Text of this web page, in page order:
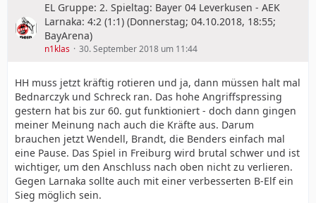
EL Gruppe: 2. Spieltag: Bayer 04 Leverkusen - AEK
Larnaka: 4:2 (1:1) (Donnerstag; 04.10.2018, 18:55;
BayArena)
n1klas 30. September 2018 um 11:44
HH muss jetzt kräftig rotieren und ja, dann müssen halt mal
Bednarczyk und Schreck ran. Das hohe Angriffspressing
gestern hat bis zur 60. gut funktioniert - doch dann gingen
meiner Meinung nach auch die Kräfte aus. Darum
brauchen jetzt Wendell, Brandt, die Benders einfach mal
eine Pause. Das Spiel in Freiburg wird brutal schwer und ist
wichtiger, um den Anschluss nach oben nicht zu verlieren.
Gegen Larnaka sollte auch mit einer verbesserten B-Elf ein
Sieg möglich sein.